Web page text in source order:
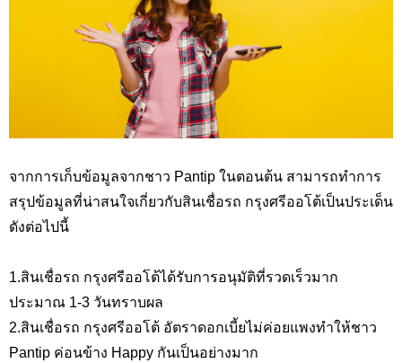
จากการเก็บข้อมูลจากชาว Pantip ในตอนต้น สามารถทำการ
สรุปข้อมูลที่น่าสนใจเกี่ยวกับสินเชื่อรถ กรุงศรีออโต้เป็นประเด็น
ดังต่อไปนี้
1.สินเชื่อรถ กรุงศรีออโต้ได้รับการอนุมัติที่รวดเร็วมาก
ประมาณ 1-3 วันทราบผล
2.สินเชื่อรถ กรุงศรีออโต้ อัตราดอกเบี้ยไม่ค่อยแพงทำให้ชาว
Pantip ค่อนข้าง Happy กันเป็นอย่างมาก